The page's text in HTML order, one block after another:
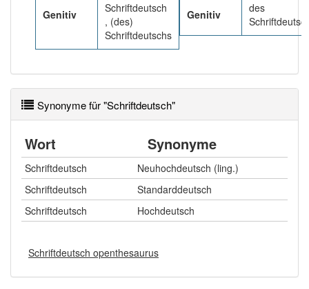
Genitiv
Schriftdeutsch
, (des)
Schriftdeutschs
Genitiv
des
Synonyme für "Schriftdeutsch"
Wort Synonyme
Schriftdeutsch
Neuhochdeutsch (ling.)
Schriftdeutsch
Standarddeutsch
Schriftdeutsch
Hochdeutsch
Schriftdeutsch openthesaurus